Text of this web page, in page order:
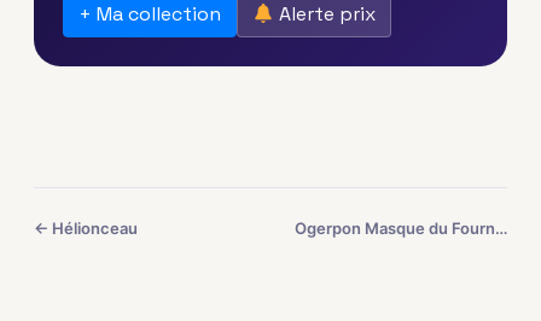
+ Ma collection Alerte prix
← Hélionceau Ogerpon Masque du Fourneau →